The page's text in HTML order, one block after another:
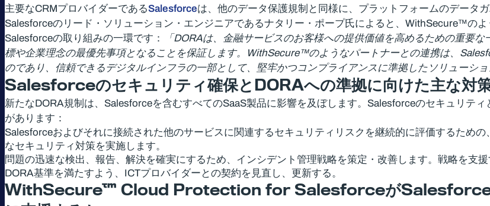
主要なCRMプロバイダーであるSalesforceは、他のデータ保護規制と同様に、プラットフォームのデータ
Salesforceのリード・ソリューション・エンジニアであるナタリー・ポープ氏によると、WithSecure™の
Salesforceの取り組みの一環です：
「DORAは、金融サービスのお客様への提供価値を高めるための重要
標や企業理念の最優先事項となることを保証します。WithSecure™のようなパートナーとの連携は、
のであり、信頼できるデジタルインフラの一部として、堅牢かつコンプライアンスに準拠したソリューシ
Salesforceのセキュリティ確保と DORAへの準拠に向けた主な対
新たなDORA規制は、Salesforceを含むすべてのSaaS製品に影響を及ぼします。Salesforceのセキュリテ
があります：
Salesforceおよびそれに接続された他のサービスに関連するセキュリティリスクを継続的に評価するため
なセキュリティ対策を実施します。
問題の迅速な検出、報告、解決を確実にするため、インシデント管理戦略を策定・改善します。戦略を支
DORA基準を満たすよう、ICTプロバイダーとの契約を見直し、更新する。
WithSecure™ Cloud Protection for Salesforceが